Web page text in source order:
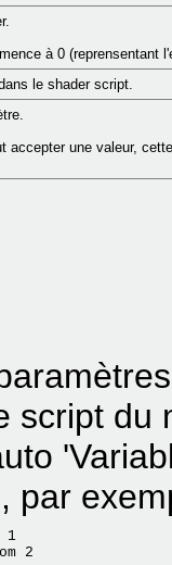
à 0 (reprensentant
le shader script.
accepter une valeur,
script du
par
1